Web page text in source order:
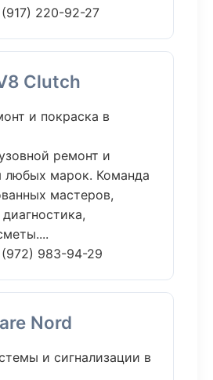
220-92-27
Clutch
и покраска в
ремонт и
любых марок. Команда
мастеров,
983-94-29
Nord
и сигнализации в